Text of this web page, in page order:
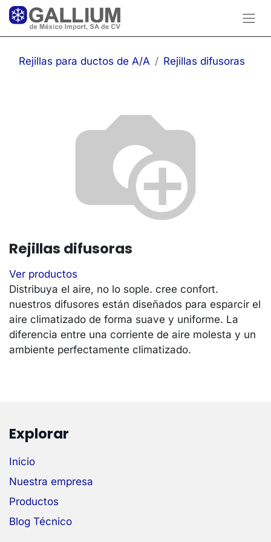
Rejillas para ductos de A/A Rejillas difusoras
Rejillas difusoras
Ver productos
Distribuya el aire, no lo sople. cree confort.
nuestros difusores están diseñados para esparcir el
aire climatizado de forma suave y uniforme. La
diferencia entre una corriente de aire molesta y un
ambiente perfectamente climatizado.
Explorar
Inicio
Nuestra empresa
Productos
Blog Técnico